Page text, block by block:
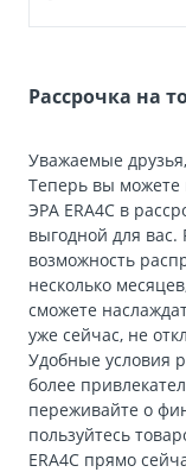
Рассрочка на
Уважаемые
Теперь вы можете
ЭРА ERA4C в
выгодной для вас.
возможность
несколько
сможете
уже сейчас, не
Удобные условия
более
переживайте о
пользуйтесь
ERA4C прямо